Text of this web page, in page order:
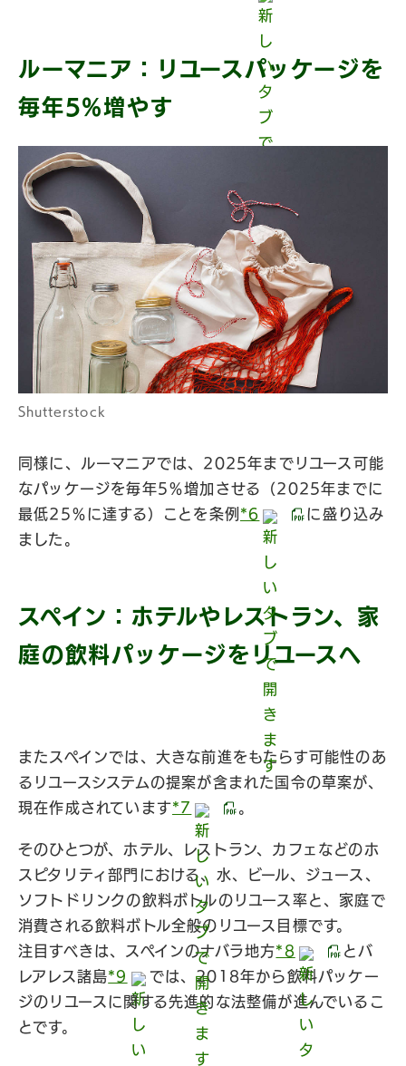
ルーマニア：リユースパッケージを
毎年5%増やす
Shutterstock
同様に、ルーマニアでは、2025年までリユース可能
なパッケージを毎年5％増加させる（2025年までに
最低25％に達する）ことを条例 *6
に盛り込み
ました。
スペイン：ホテルやレストラン、家
庭の飲料パッケージをリユースへ
またスペインでは、大きな前進をもたらす可能性のあ
るリユースシステムの提案が含まれた国令の草案が、
現在作成されています*7 。
そのひとつが、ホテル、レストラン、カフェなどのホ
スピタリティ部門における、水、ビール、ジュース、
ソフトドリンクの飲料ボトルのリユース率と、家庭で
消費される飲料ボトル全般のリユース目標です。
注目すべきは、スペインのナバラ地方*8
とバ
レアレス諸島*9
では、2018年から飲料パッケー
ジのリユースに関する先進的な法整備が進んでいるこ
とです。